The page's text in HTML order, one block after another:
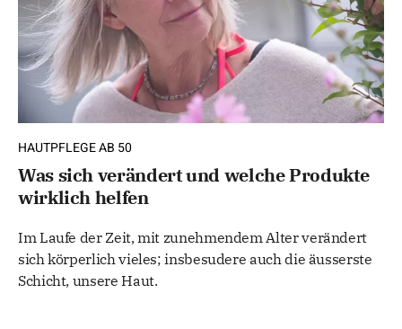
HAUTPFLEGE AB 50
Was sich verändert und welche Produkte
wirklich helfen
Im Laufe der Zeit, mit zunehmendem Alter verändert
sich körperlich vieles; insbesudere auch die äusserste
Schicht, unsere Haut.